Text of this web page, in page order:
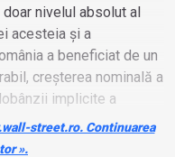
nivelul absolut al
acesteia și a
a beneficiat de un
creșterea nominală a
implicite a
menținerea unor
datorie/PIB.
street.ro. Continuarea
».